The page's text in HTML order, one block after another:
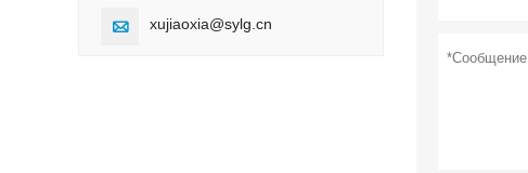
 xujiaoxia@sylg.cn